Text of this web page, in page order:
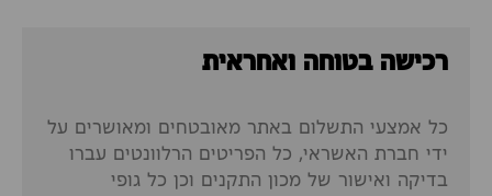
רכישה בטוחה ואחראית
כל אמצעי התשלום באתר מאובטחים ומאושרים על
ידי חברת האשראי, כל הפריטים הרלוונטים עברו
בדיקה ואישור של מכון התקנים וכן כל גופי